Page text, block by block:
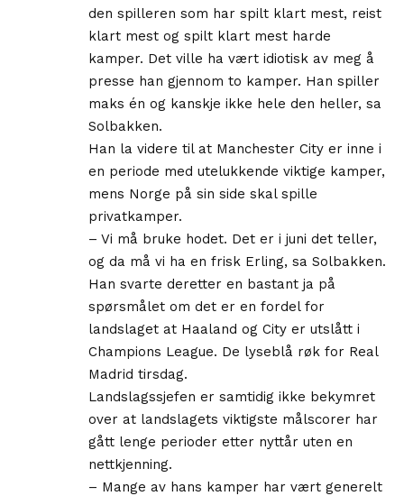
den spilleren som har spilt klart mest, reist
klart mest og spilt klart mest harde
kamper. Det ville ha vært idiotisk av meg å
presse han gjennom to kamper. Han spiller
maks én og kanskje ikke hele den heller, sa
Solbakken.
Han la videre til at Manchester City er inne i
en periode med utelukkende viktige kamper,
mens Norge på sin side skal spille
privatkamper.
– Vi må bruke hodet. Det er i juni det teller,
og da må vi ha en frisk Erling, sa Solbakken.
Han svarte deretter en bastant ja på
spørsmålet om det er en fordel for
landslaget at Haaland og City er utslått i
Champions League. De lyseblå røk for Real
Madrid tirsdag.
Landslagssjefen er samtidig ikke bekymret
over at landslagets viktigste målscorer har
gått lenge perioder etter nyttår uten en
nettkjenning.
– Mange av hans kamper har vært generelt